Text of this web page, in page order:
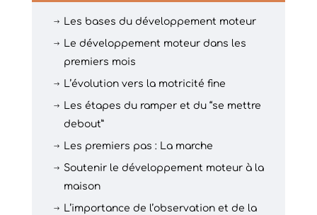
$ Les bases du développement moteur
$
Le développement moteur dans les
premiers mois
$ L’évolution vers la motricité fine
$
Les étapes du ramper et du “se mettre
debout”
$ Les premiers pas : La marche
$
Soutenir le développement moteur à la
maison
$
L’importance de l’observation et de la